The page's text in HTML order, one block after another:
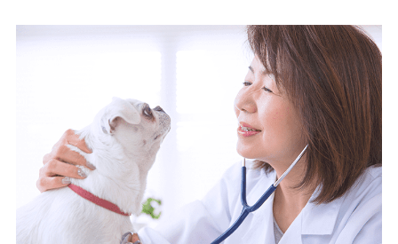
のため
各種お問い合わせに対応するため
10.受託業務の 個人情報
受託業務の遂行およびこれらに準ずる業務の遂行のため
11.マイカー通勤管理クラウド並びに法人向けASPサー
ビスに関してのお問い合わせ情報